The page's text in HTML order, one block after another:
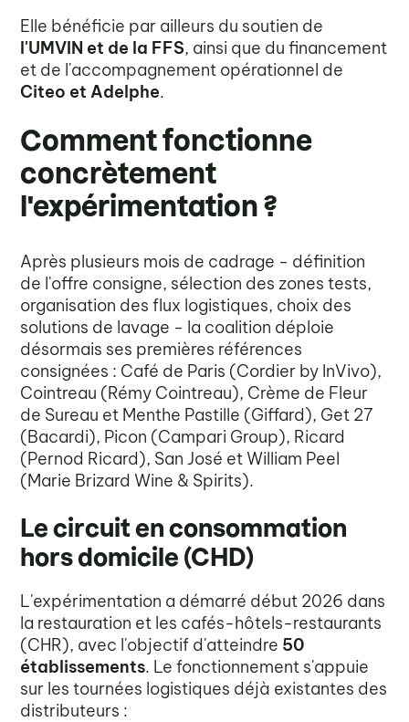
Elle bénéficie par ailleurs du soutien de
l'UMVIN et de la FFS, ainsi que du financement
et de l'accompagnement opérationnel de
Citeo et Adelphe.
Comment fonctionne
concrètement
l'expérimentation ?
Après plusieurs mois de cadrage - définition
de l'offre consigne, sélection des zones tests,
organisation des flux logistiques, choix des
solutions de lavage - la coalition déploie
désormais ses premières références
consignées : Café de Paris (Cordier by InVivo),
Cointreau (Rémy Cointreau), Crème de Fleur
de Sureau et Menthe Pastille (Giffard), Get 27
(Bacardi), Picon (Campari Group), Ricard
(Pernod Ricard), San José et William Peel
(Marie Brizard Wine & Spirits).
Le circuit en consommation
hors domicile (CHD)
L'expérimentation a démarré début 2026 dans
la restauration et les cafés-hôtels-restaurants
(CHR), avec l'objectif d'atteindre 50
établissements. Le fonctionnement s'appuie
sur les tournées logistiques déjà existantes des
distributeurs :